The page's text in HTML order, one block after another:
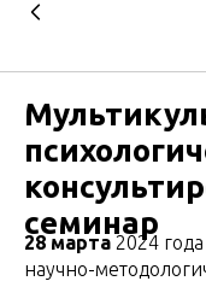
семинар
28 марта 2024 года
научно-